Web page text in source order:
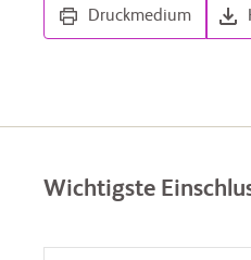
Druckmedium
Wichtigste